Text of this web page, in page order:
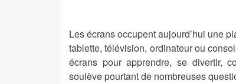
Les écrans occupent aujourd’hui une
tablette, télévision, ordinateur ou
écrans pour apprendre, se divertir,
soulève pourtant de nombreuses